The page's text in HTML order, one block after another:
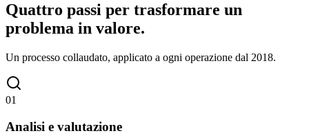
Quattro passi per trasformare un
problema in valore.
Un processo collaudato, applicato a ogni operazione dal 2018.
01
Analisi e valutazione